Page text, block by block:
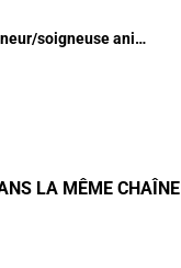
soigneuse ani…
LA MÊME CHAÎNE